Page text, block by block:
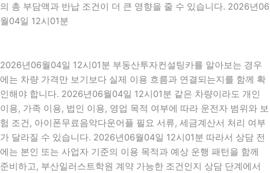
의 총 부담액과 반납 조건이 더 큰 영향을 줄 수 있습니다. 2026년06
월04일 12시01분
2026년06월04일 12시01분 부동산투자컨설팅카를 알아보는 경우
에는 차량 가격만 보기보다 실제 이용 흐름과 연결되는지를 함께 확
인해야 합니다. 2026년06월04일 12시01분 같은 차량이라도 개인
이용, 가족 이용, 법인 이용, 영업 목적 여부에 따라 운전자 범위와 보
험 조건, 아이폰무료음악다운어플 필요 서류, 세금계산서 처리 여부
가 달라질 수 있습니다. 2026년06월04일 12시01분 따라서 상담 전
에는 본인 또는 사업자 기준의 이용 목적과 예상 운행 패턴을 함께
준비하고, 부산일러스트학원 계약 가능한 조건인지 상담 단계에서